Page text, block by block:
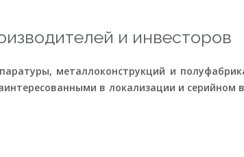
и инвесторов
металлоконструкций и
в локализации и серийном